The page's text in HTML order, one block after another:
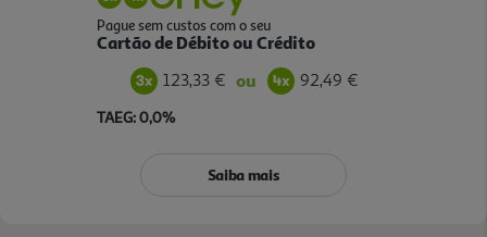
Pague sem custos com o seu
Cartão de Débito ou Crédito
123,33 € ou 92,49 €
TAEG: 0,0%
Saiba mais